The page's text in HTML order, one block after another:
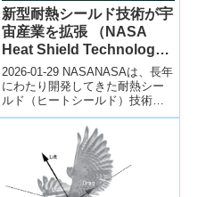
新型耐熱シールド技術が宇
宙産業を拡張 （NASA
Heat Shield Technology
Enables Space Industry
Growth）
2026-01-29 NASANASAは、長年
にわたり開発してきた耐熱シー
ルド（ヒートシールド）技術
が、宇宙産業の成長を支える重
要な基盤となっていることを紹